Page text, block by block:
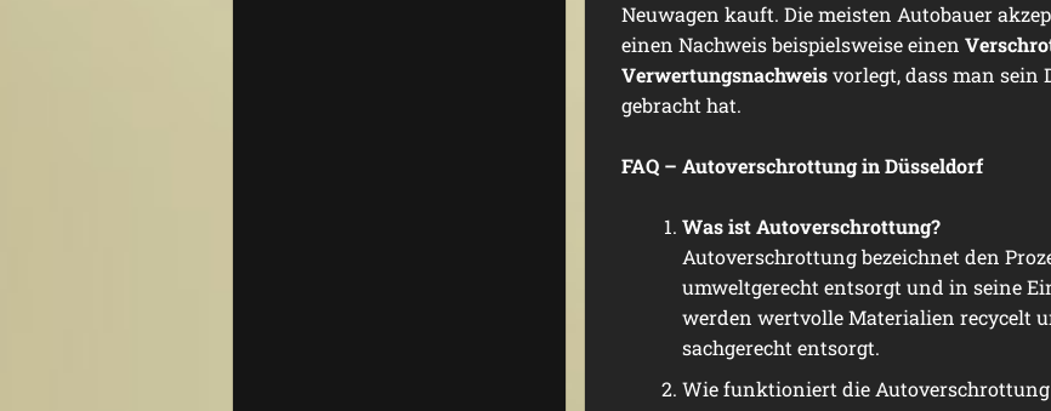
Neuwagen kauft. Die meisten Autobauer
einen Nachweis beispielsweise einen
Verwertungsnachweisvorlegt, dass man sein
gebracht hat.
FAQ – Autoverschrottung in Düsseldorf
Was ist Autoverschrottung?
Autoverschrottung bezeichnet den
umweltgerecht entsorgt und in seine
werden wertvolle Materialien recycelt
sachgerecht entsorgt.
Wie funktioniert die